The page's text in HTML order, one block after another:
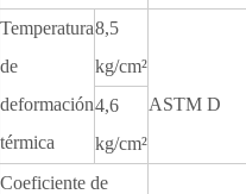
Temperatura
de
deformación
térmica
8,5
kg/cm²
ASTM D
4,6
kg/cm²
Coeficiente de